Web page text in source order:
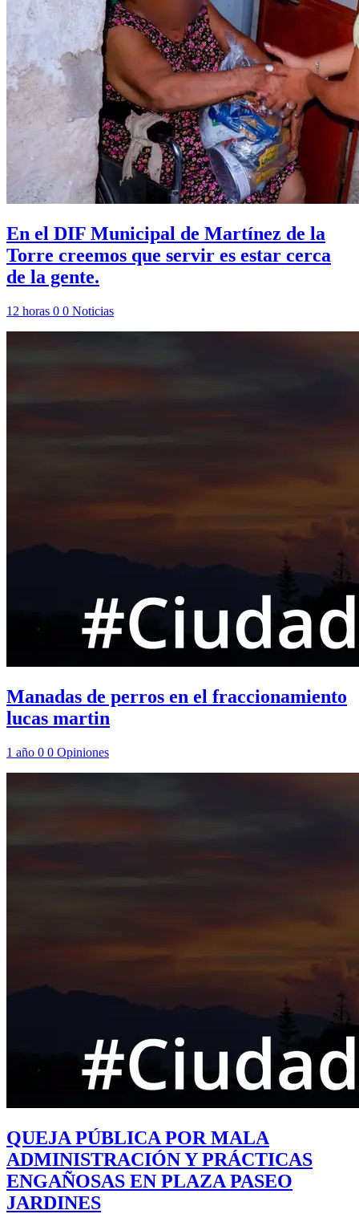
En el DIF Municipal de Martínez de la
Torre creemos que servir es estar cerca
de la gente.
12 horas 0 0 Noticias
Manadas de perros en el fraccionamiento
lucas martin
1 año 0 0 Opiniones
QUEJA PÚBLICA POR MALA
ADMINISTRACIÓN Y PRÁCTICAS
ENGAÑOSAS EN PLAZA PASEO
JARDINES